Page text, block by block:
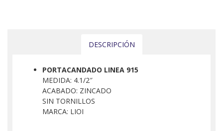
DESCRIPCIÓN
PORTACANDADO LINEA 915
MEDIDA: 4.1/2″
ACABADO: ZINCADO
SIN TORNILLOS
MARCA: LIOI